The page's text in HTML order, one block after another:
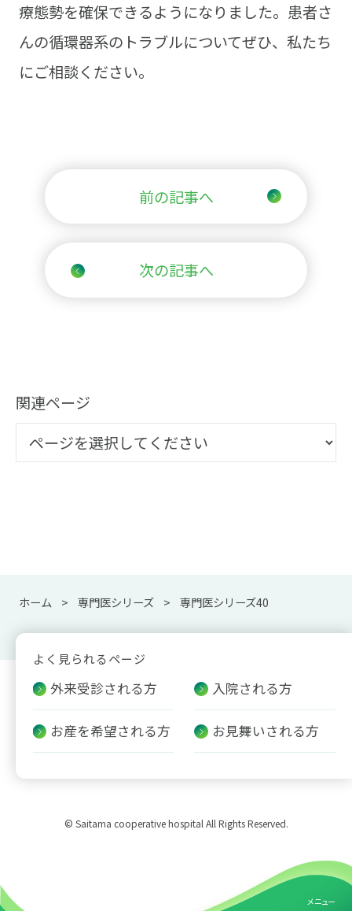
療態勢を確保できるようになりました。患者さ
んの循環器系のトラブルについてぜひ、私たち
にご相談ください。
前の記事へ
次の記事へ
関連ページ
ホーム 専門医シリーズ 専門医シリーズ40
メニュー
よく見られるページ
外来受診される方 入院される方
お産を希望される方 お見舞いされる方
© Saitama cooperative hospital All Rights Reserved.